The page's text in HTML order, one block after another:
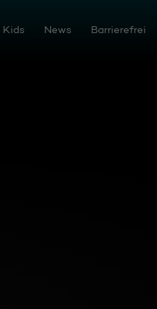
Kids News Barrierefrei